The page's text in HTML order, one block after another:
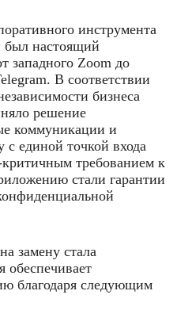
инструмента
настоящий
западного Zoom до
В соответствии
бизнеса
решение
коммуникации и
с единой точкой входа
критичным требованием к
стали гарантии
замену стала
обеспечивает
благодаря следующим